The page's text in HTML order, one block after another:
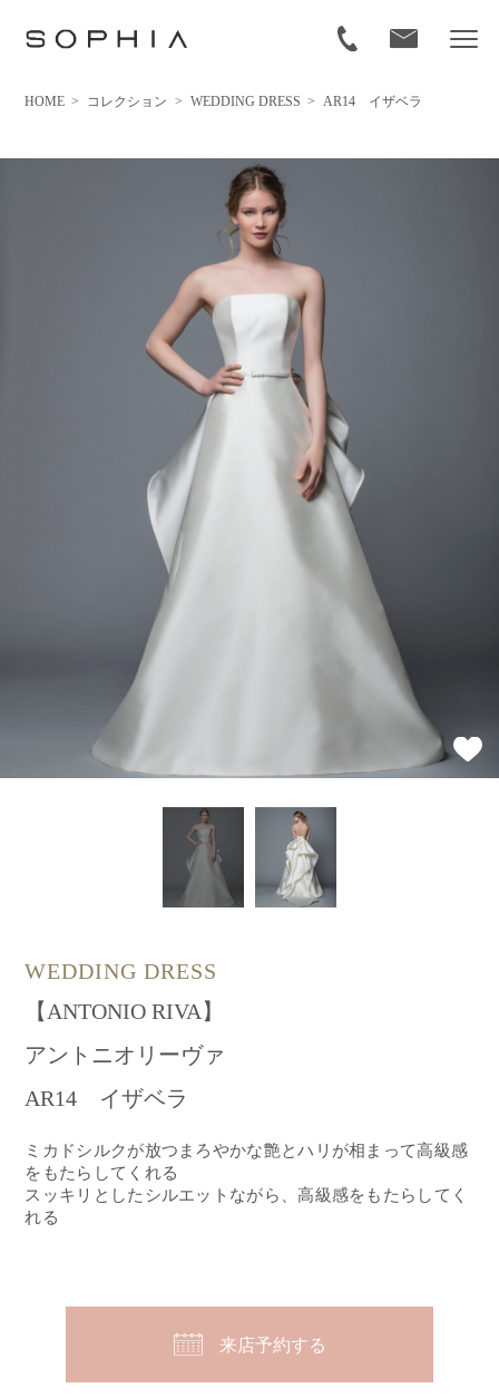
HOME > コレクション > WEDDING DRESS > AR14 イザベラ
WEDDING DRESS
【ANTONIO RIVA】
アントニオリーヴァ
AR14 イザベラ
ミカドシルクが放つまろやかな艶とハリが相まって高級感
をもたらしてくれる
スッキリとしたシルエットながら、高級感をもたらしてく
れる
来店予約する